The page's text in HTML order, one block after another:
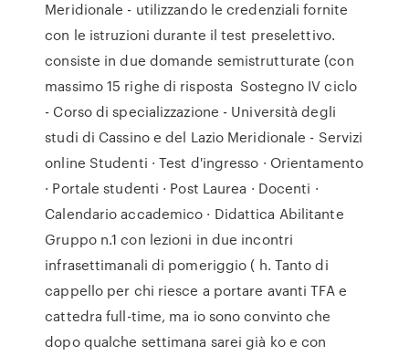
Meridionale - utilizzando le credenziali fornite
con le istruzioni durante il test preselettivo.
consiste in due domande semistrutturate (con
massimo 15 righe di risposta Sostegno IV ciclo
- Corso di specializzazione - Università degli
studi di Cassino e del Lazio Meridionale - Servizi
online Studenti · Test d'ingresso · Orientamento
· Portale studenti · Post Laurea · Docenti ·
Calendario accademico · Didattica Abilitante
Gruppo n.1 con lezioni in due incontri
infrasettimanali di pomeriggio ( h. Tanto di
cappello per chi riesce a portare avanti TFA e
cattedra full-time, ma io sono convinto che
dopo qualche settimana sarei già ko e con